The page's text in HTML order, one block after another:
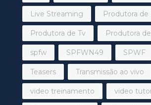
Live Streaming Produtora de
Produtora de Tv Produtora
spfw SPFWN49 SPWF
Teasers Transmissão ao vivo
video treinamento video